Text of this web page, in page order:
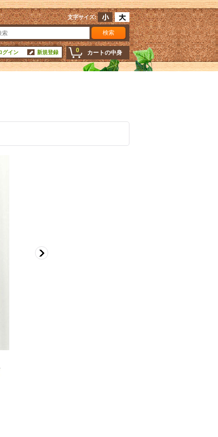
文字サイズ:
0 カートの中身
グイン 新規登録